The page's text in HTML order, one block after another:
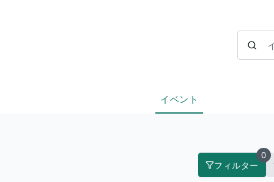
イベント
フィルター
0